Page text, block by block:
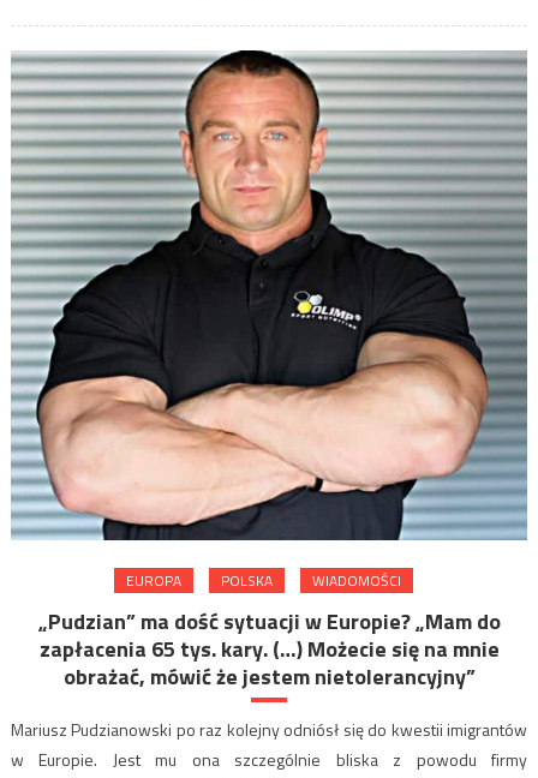
EUROPA POLSKA WIADOMOŚCI
„Pudzian” ma dość sytuacji w Europie? „Mam do
zapłacenia 65 tys. kary. (…) Możecie się na mnie
obrażać, mówić że jestem nietolerancyjny”
Mariusz Pudzianowski po raz kolejny odniósł się do kwestii imigrantów
w Europie. Jest mu ona szczególnie bliska z powodu firmy